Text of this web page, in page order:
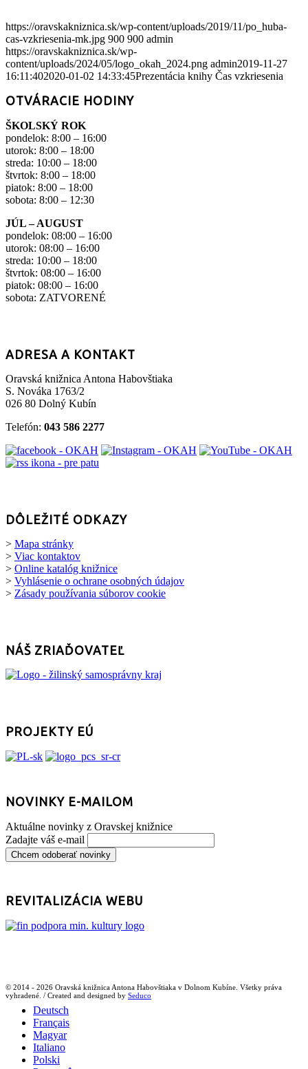
https://oravskakniznica.sk/wp-content/uploads/2019/11/po_huba-
cas-vzkriesenia-mk.jpg 900 900 admin
https://oravskakniznica.sk/wp-
content/uploads/2024/05/logo_okah_2024.png admin2019-11-27
16:11:402020-01-02 14:33:45Prezentácia knihy Čas vzkriesenia
OTVÁRACIE HODINY
ŠKOLSKÝ ROK
pondelok: 8:00 – 16:00
utorok: 8:00 – 18:00
streda: 10:00 – 18:00
štvrtok: 8:00 – 18:00
piatok: 8:00 – 18:00
sobota: 8:00 – 12:30
JÚL – AUGUST
pondelok: 08:00 – 16:00
utorok: 08:00 – 16:00
streda: 10:00 – 18:00
štvrtok: 08:00 – 16:00
piatok: 08:00 – 16:00
sobota: ZATVORENÉ
ADRESA A KONTAKT
Oravská knižnica Antona Habovštiaka
S. Nováka 1763/2
026 80 Dolný Kubín
Telefón: 043 586 2277
DÔLEŽITÉ ODKAZY
> Mapa stránky
> Viac kontaktov
> Online katalóg knižnice
> Vyhlásenie o ochrane osobných údajov
> Zásady používania súborov cookie
NÁŠ ZRIAĎOVATEĽ
PROJEKTY EÚ
NOVINKY E-MAILOM
Aktuálne novinky z Oravskej knižnice
Zadajte váš e-mail
REVITALIZÁCIA WEBU
© 2014 - 2026 Oravská knižnica Antona Habovštiaka v Dolnom Kubíne. Všetky práva
vyhradené. / Created and designed by Seduco
Deutsch
Français
Magyar
Italiano
Polski